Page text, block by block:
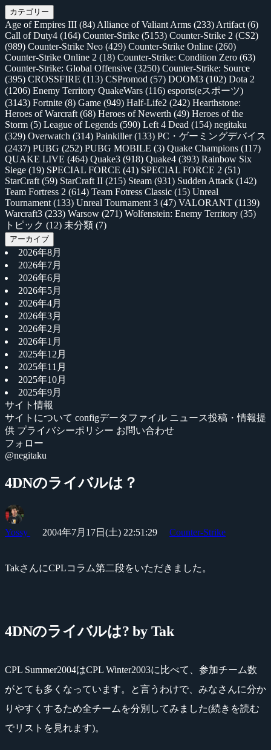
カテゴリー
Age of Empires III (84) Alliance of Valiant Arms (233) Artifact (6)
Call of Duty4 (164) Counter-Strike (5153) Counter-Strike 2 (CS2)
(989) Counter-Strike Neo (429) Counter-Strike Online (260)
Counter-Strike Online 2 (18) Counter-Strike: Condition Zero (63)
Counter-Strike: Global Offensive (3250) Counter-Strike: Source
(395) CROSSFIRE (113) CSPromod (57) DOOM3 (102) Dota 2
(1206) Enemy Territory QuakeWars (116) esports(eスポーツ)
(3143) Fortnite (8) Game (949) Half-Life2 (242) Hearthstone:
Heroes of Warcraft (68) Heroes of Newerth (49) Heroes of the
Storm (5) League of Legends (590) Left 4 Dead (154) negitaku
(329) Overwatch (314) Painkiller(133) PC・ゲーミングデバイス
(2437) PUBG (252) PUBG MOBILE (3) Quake Champions (117)
QUAKE LIVE (464) Quake3 (918) Quake4 (393) Rainbow Six
Siege (19) SPECIAL FORCE (41) SPECIAL FORCE 2 (51)
StarCraft (59) StarCraft II (215) Steam (931) Sudden Attack (142)
Team Fortress 2 (614) Team Fotress Classic (15) Unreal
Tournament (133) Unreal Tournament 3 (47) VALORANT (1139)
Warcraft3 (233) Warsow (271) Wolfenstein: Enemy Territory (35)
トピック (12) 未分類 (7)
アーカイブ
2026年8月
2026年7月
2026年6月
2026年5月
2026年4月
2026年3月
2026年2月
2026年1月
2025年12月
2025年11月
2025年10月
2025年9月
サイト情報
サイトについて configデータファイル ニュース投稿・情報提
供 プライバシーポリシー お問い合わせ
フォロー
@negitaku
4DNのライバルは？
Yossy 2004年7月17日(土) 22:51:29 Counter-Strike
TakさんにCPLコラム第二段をいただきました。
4DNのライバルは? by Tak
CPL Summer2004はCPL Winter2003に比べて、参加チーム数
がとても多くなっています。と言うわけで、みなさんに分か
りやすくするため全チームを分別してみました(続きを読む
でリストを見れます)。